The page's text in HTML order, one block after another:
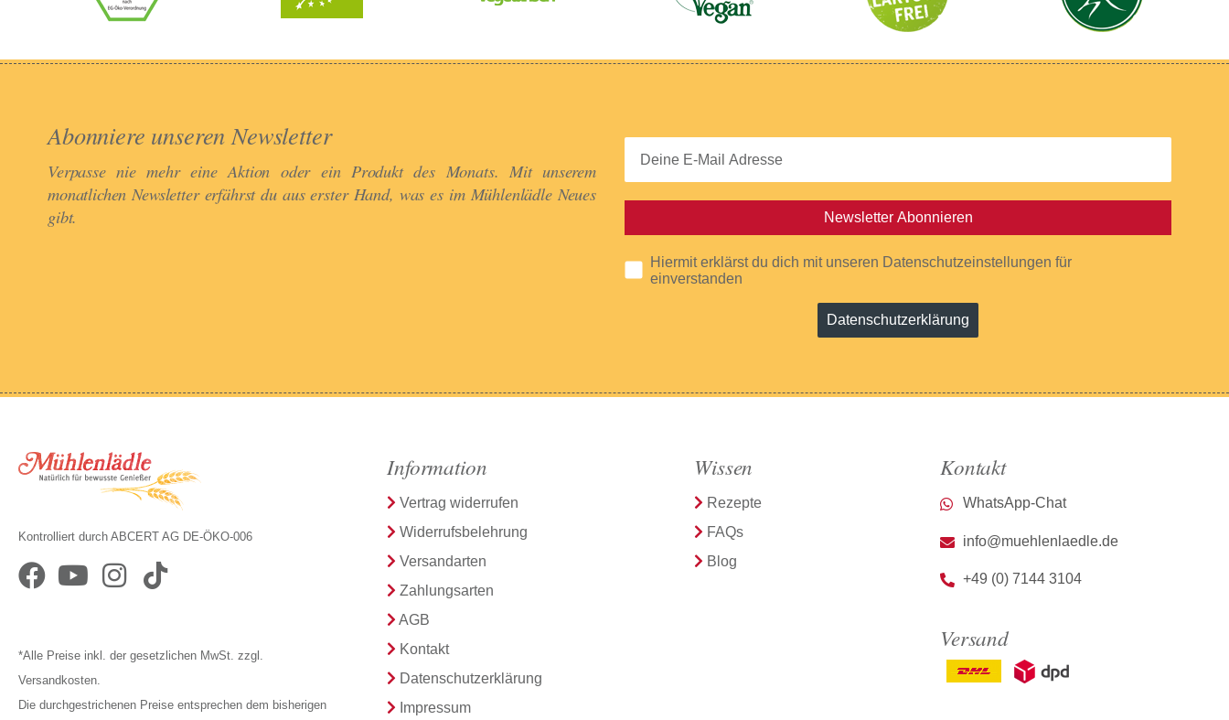
Abonniere unseren Newsletter​
Verpasse nie mehr eine Aktion oder ein Produkt des Monats. Mit unserem
monatlichen Newsletter erfährst du aus erster Hand, was es im Mühlenlädle Neues
gibt.​
Newsletter Abonnieren
Hiermit erklärst du dich mit unseren Datenschutzeinstellungen für
einverstanden
Datenschutzerklärung
Kontrolliert durch ABCERT AG DE-ÖKO-006
*Alle Preise inkl. der gesetzlichen MwSt. zzgl.
Versandkosten.
Die durchgestrichenen Preise entsprechen dem bisherigen
Information
Vertrag widerrufen
Widerrufsbelehrung
Versandarten
Zahlungsarten
AGB
Kontakt
Datenschutzerklärung
Impressum
Wissen
Rezepte
FAQs
Blog
Kontakt
WhatsApp-Chat
info@muehlenlaedle.de
+49 (0) 7144 3104
Versand